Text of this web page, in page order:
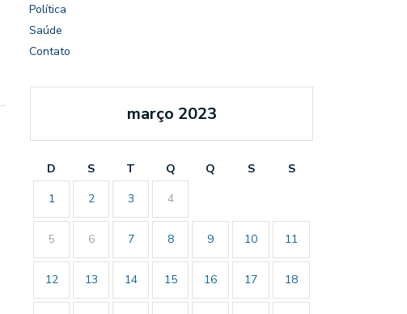
Política
Saúde
Contato
março 2023
D S T Q Q S
S
1
2 3 4
5 6 7 8 9 10 11
12 13 14 15 16 17 18